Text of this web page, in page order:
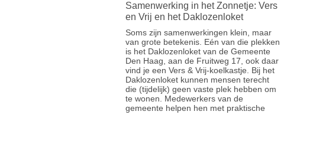
Samenwerking in het Zonnetje: Vers
en Vrij en het Daklozenloket
Soms zijn samenwerkingen klein, maar
van grote betekenis. Eén van die plekken
is het Daklozenloket van de Gemeente
Den Haag, aan de Fruitweg 17, ook daar
vind je een Vers & Vrij-koelkastje. Bij het
Daklozenloket kunnen mensen terecht
die (tijdelijk) geen vaste plek hebben om
te wonen. Medewerkers van de
gemeente helpen hen met praktische